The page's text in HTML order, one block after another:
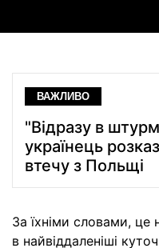
ВАЖЛИВО
"Відразу в
українець
втечу з Польщі
За їхніми словами, це
в найвіддаленіші